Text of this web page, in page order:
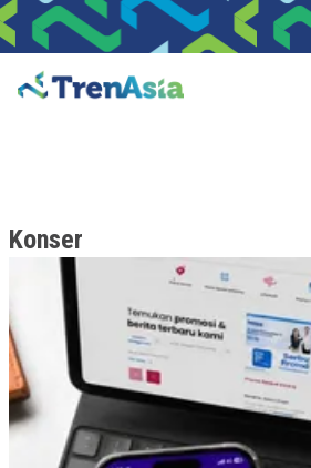
Home
Konser